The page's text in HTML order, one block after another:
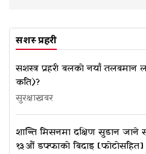
सशस्त्र प्रहरी
सशस्त्र प्रहरी बलको नयाँ
कति)?
सुरक्षाखबर
शान्ति मिसनमा दक्षिण सुडान जाने
१३औं डफ्फाको बिदाइ [फोटोसहित]